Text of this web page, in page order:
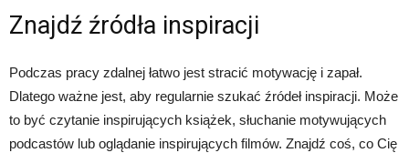
Znajdź źródła inspiracji
Podczas pracy zdalnej łatwo jest stracić motywację i zapał.
Dlatego ważne jest, aby regularnie szukać źródeł inspiracji. Może
to być czytanie inspirujących książek, słuchanie motywujących
podcastów lub oglądanie inspirujących filmów. Znajdź coś, co Cię